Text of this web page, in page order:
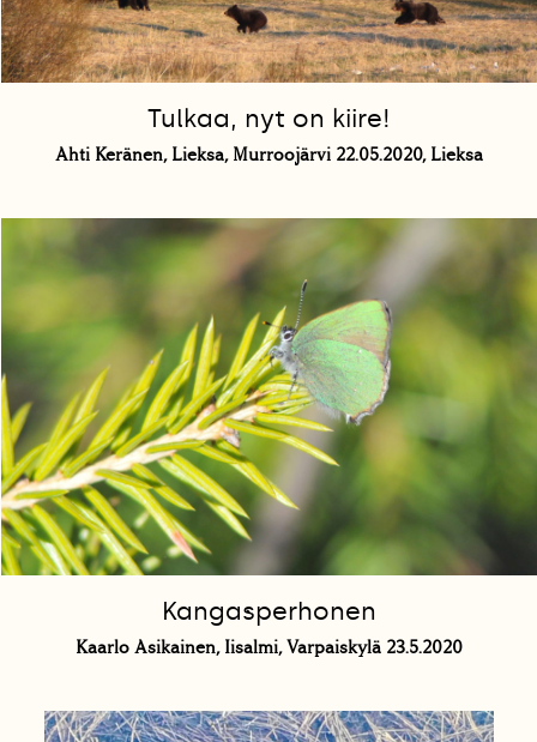
Tulkaa, nyt on kiire!
Ahti Keränen, Lieksa, Murroojärvi 22.05.2020, Lieksa
Kangasperhonen
Kaarlo Asikainen, Iisalmi, Varpaiskylä 23.5.2020